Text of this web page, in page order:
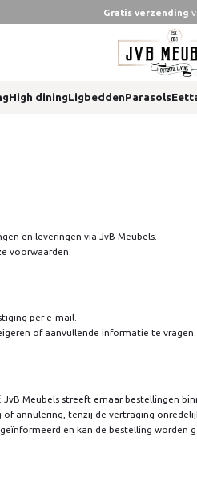
Gratis verzending
High diningLigbeddenParasols
en leveringen via JvB Meubels.
voorwaarden.
per e-mail.
of aanvullende informatie te vragen.
Meubels streeft ernaar bestellingen
annulering, tenzij de vertraging
en kan de bestelling worden